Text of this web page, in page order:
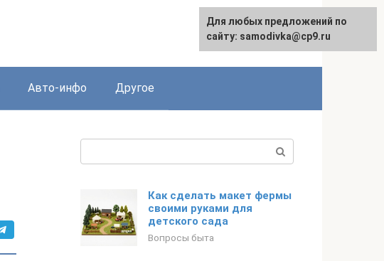
English
Авто-инфо Другое
Как сделать макет фермы
своими руками для
детского сада
Вопросы быта
Для любых предложений по
сайту: samodivka@cp9.ru